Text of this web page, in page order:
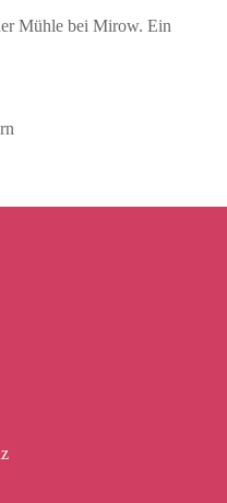
Mühle bei Mirow. Ein